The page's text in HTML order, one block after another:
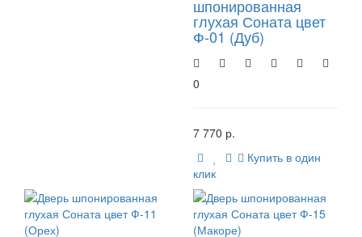
шпонированная
глухая Соната цвет
Ф-01 (Дуб)
0
7 770 р.
Купить в один
клик